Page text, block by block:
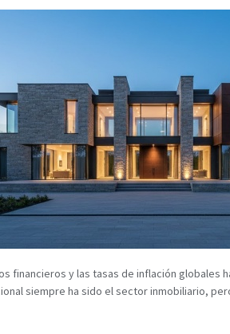
financieros y las tasas de inflación
siempre ha sido el sector inmobiliario,